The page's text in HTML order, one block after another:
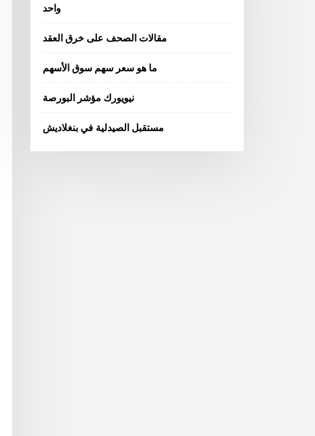
واحد
مقالات الصحف على خرق العقد
ما هو سعر سهم سوق الأسهم
نيويورك مؤشر البورصة
مستقبل الصيدلية في بنغلاديش